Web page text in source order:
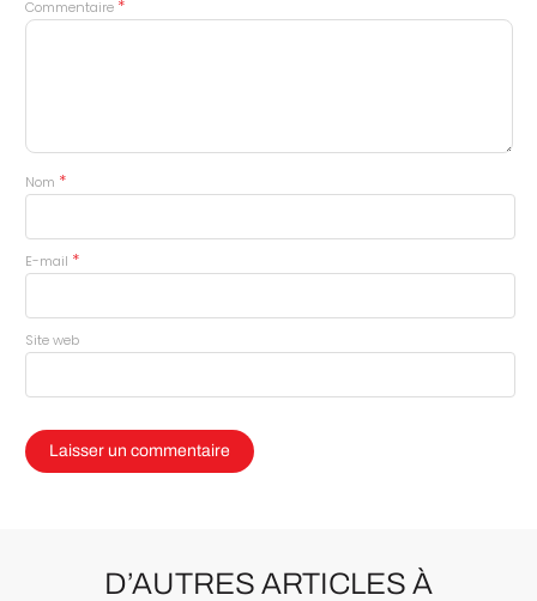
Commentaire *
Nom *
E-mail *
Site web
D’AUTRES ARTICLES À